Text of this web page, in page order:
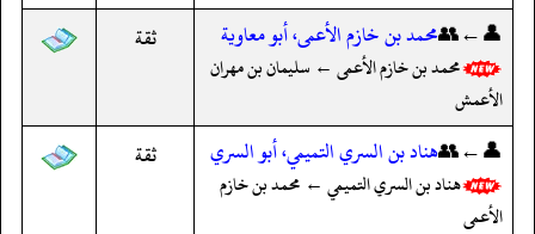
👤←👥محمد بن خازم الأعمى، أبو معاوية
محمد بن خازم الأعمى ← سليمان بن مهران
الأعمش
ثقة
👤←👥هناد بن السري التميمي، أبو السري
هناد بن السري التميمي ← محمد بن خازم
الأعمى
ثقة